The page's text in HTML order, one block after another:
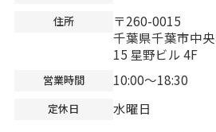
住所
〒260-0015
千葉県千葉市中
15 星野ビル 4F
営業時間 10:00～18:30
定休日 水曜日